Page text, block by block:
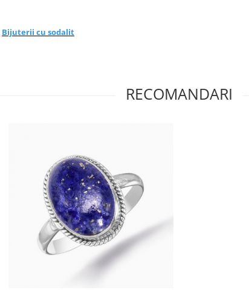
Bijuterii cu sodalit
RECOMANDARI